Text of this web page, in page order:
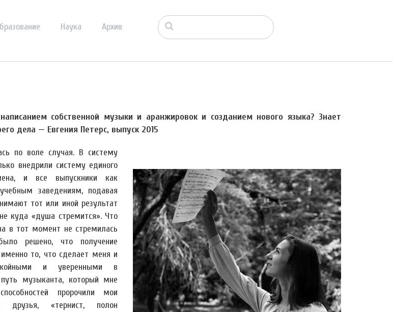
Наука Архив
собственной музыки и аранжировок и созданием нового языка? Знает
дела — Евгения Петерс, выпуск 2015
по воле случая. В систему
внедрили систему единого
и все выпускники как
заведениям, подавая
тот или иной результат
куда «душа стремится». Что
в тот момент не стремилась
решено, что получение
то, что сделает меня и
и уверенными в
музыканта, который мне
пророчили мои
друзья, «тернист, полон